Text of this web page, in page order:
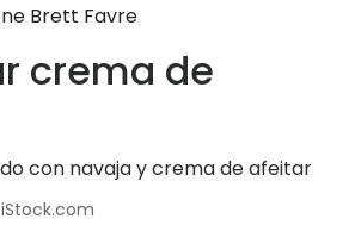
Brett Favre
crema de